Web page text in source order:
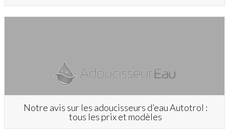
Notre avis sur les adoucisseurs d’eau Autotrol :
tous les prix et modèles